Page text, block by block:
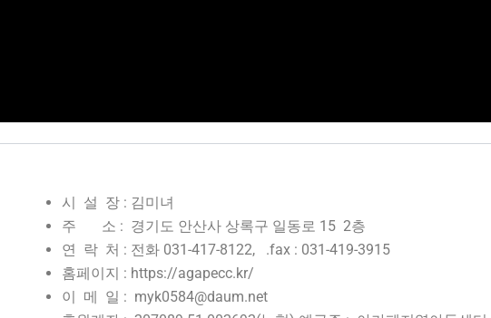
시 설 장 : 김미녀
주 소 : 경기도 안산사 상록구 일동로 15 2층
연 락 처 : 전화 031-417-8122, .fax : 031-419-3915
홈페이지 : https://agapecc.kr/
이 메 일 : myk0584@daum.net